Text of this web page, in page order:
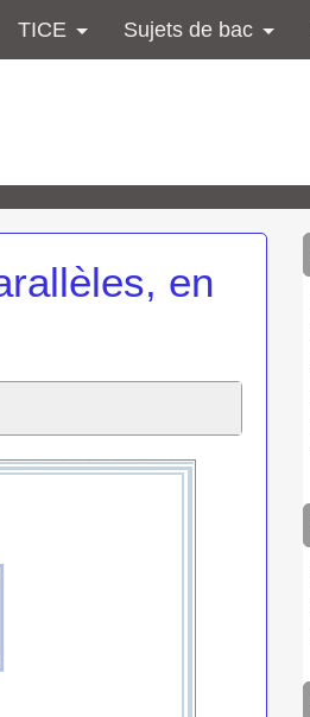
TICE Sujets de bac
en